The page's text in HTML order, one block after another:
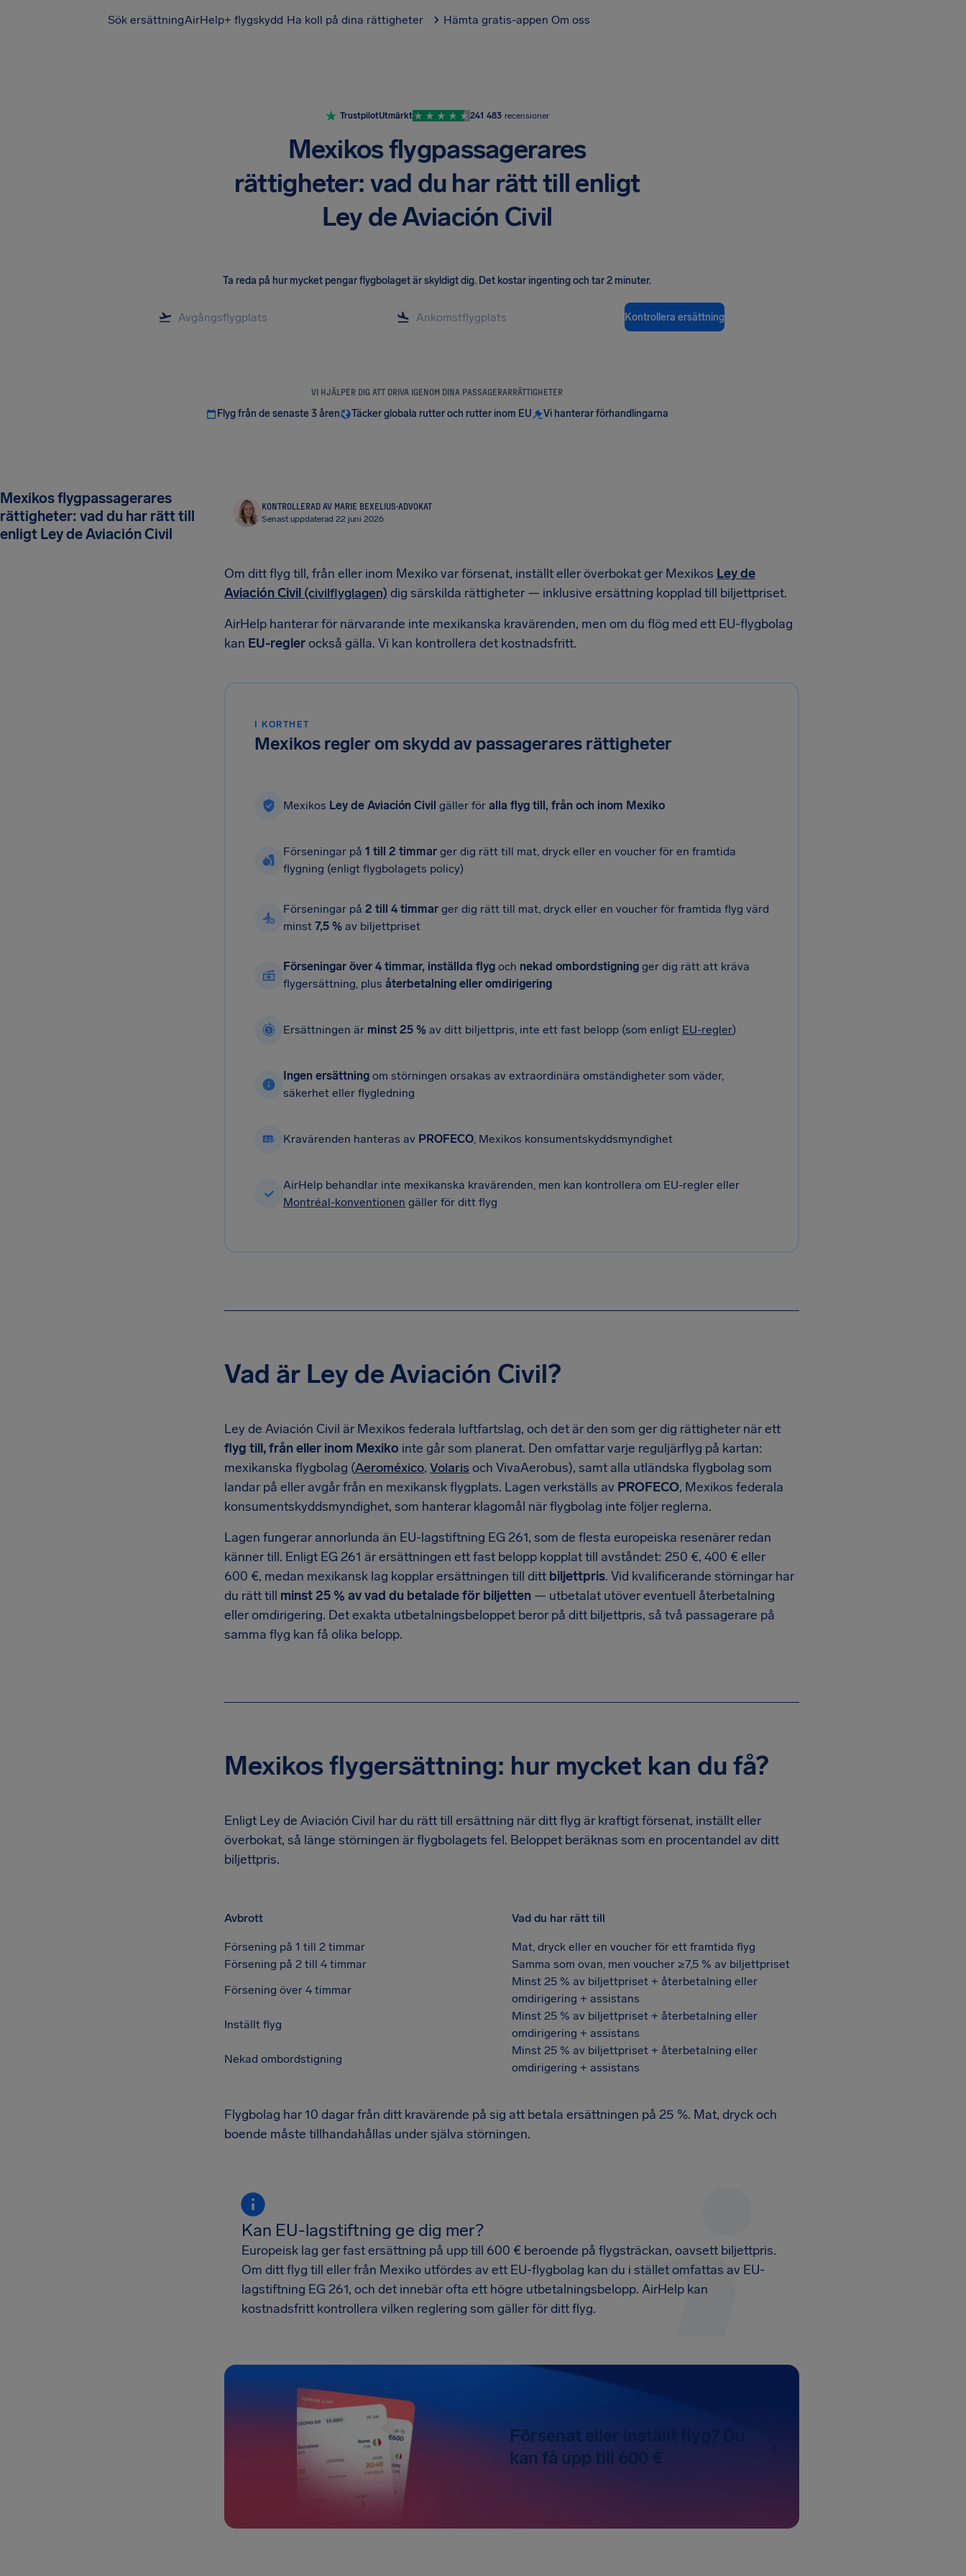
Sök ersättningAirHelp+ flygskydd Ha koll på dina rättigheter Hämta gratis-appen Om oss
TrustpilotUtmärkt 241 483 recensioner
Mexikos flygpassagerares
rättigheter: vad du har rätt till enligt
Ley de Aviación Civil
Ta reda på hur mycket pengar flygbolaget är skyldigt dig. Det kostar ingenting och tar 2 minuter.
Kontrollera ersättning
VI HJÄLPER DIG ATT DRIVA IGENOM DINA PASSAGERARRÄTTIGHETER
Flyg från de senaste 3 åren Täcker globala rutter och rutter inom EU Vi hanterar förhandlingarna
Mexikos flygpassagerares
rättigheter: vad du har rätt till
enligt Ley de Aviación Civil
KONTROLLERAD AV MARIE BEXELIUS·ADVOKAT
Senast uppdaterad 22 juni 2026
Om ditt flyg till, från eller inom Mexiko var försenat, inställt eller överbokat ger Mexikos Ley de
Aviación Civil (civilflyglagen) dig särskilda rättigheter — inklusive ersättning kopplad till biljettpriset.
AirHelp hanterar för närvarande inte mexikanska kravärenden, men om du flög med ett EU-flygbolag
kan EU-reglerockså gälla. Vi kan kontrollera det kostnadsfritt.
I KORTHET
Mexikos regler om skydd av passagerares rättigheter
Mexikos Ley de Aviación Civil gäller för alla flyg till, från och inom Mexiko
Förseningar på 1 till 2 timmar ger dig rätt till mat, dryck eller en voucher för en framtida
flygning (enligt flygbolagets policy)
Förseningar på 2 till 4 timmar ger dig rätt till mat, dryck eller en voucher för framtida flyg värd
minst 7,5 % av biljettpriset
Förseningar över 4 timmar, inställda flyg och nekad ombordstigning ger dig rätt att kräva
flygersättning, plus återbetalning eller omdirigering
Ersättningen är minst 25 % av ditt biljettpris, inte ett fast belopp (som enligt EU-regler)
Ingen ersättning om störningen orsakas av extraordinära omständigheter som väder,
säkerhet eller flygledning
Kravärenden hanteras av PROFECO, Mexikos konsumentskyddsmyndighet
AirHelp behandlar inte mexikanska kravärenden, men kan kontrollera om EU-regler eller
Montréal-konventionen gäller för ditt flyg
Vad är Ley de Aviación Civil?
Ley de Aviación Civil är Mexikos federala luftfartslag, och det är den som ger dig rättigheter när ett
flyg till, från eller inom Mexiko inte går som planerat. Den omfattar varje reguljärflyg på kartan:
mexikanska flygbolag (Aeroméxico, Volarisoch VivaAerobus), samt alla utländska flygbolag som
landar på eller avgår från en mexikansk flygplats. Lagen verkställs av PROFECO, Mexikos federala
konsumentskyddsmyndighet, som hanterar klagomål när flygbolag inte följer reglerna.
Lagen fungerar annorlunda än EU-lagstiftning EG 261, som de flesta europeiska resenärer redan
känner till. Enligt EG 261 är ersättningen ett fast belopp kopplat till avståndet: 250 €, 400 € eller
600 €, medan mexikansk lag kopplar ersättningen till ditt biljettpris. Vid kvalificerande störningar har
du rätt till minst 25 % av vad du betalade för biljetten — utbetalat utöver eventuell återbetalning
eller omdirigering. Det exakta utbetalningsbeloppet beror på ditt biljettpris, så två passagerare på
samma flyg kan få olika belopp.
Mexikos flygersättning: hur mycket kan du få?
Enligt Ley de Aviación Civil har du rätt till ersättning när ditt flyg är kraftigt försenat, inställt eller
överbokat, så länge störningen är flygbolagets fel. Beloppet beräknas som en procentandel av ditt
biljettpris.
Avbrott Vad du har rätt till
Försening på 1 till 2 timmar
Mat, dryck eller en voucher för ett framtida flyg
Försening på 2 till 4 timmar
Samma som ovan, men voucher ≥7,5 % av biljettpriset
Försening över 4 timmar
Minst 25 % av biljettpriset + återbetalning eller
omdirigering + assistans
Inställt flyg
Minst 25 % av biljettpriset + återbetalning eller
omdirigering + assistans
Nekad ombordstigning
Minst 25 % av biljettpriset + återbetalning eller
omdirigering + assistans
Flygbolag har 10 dagar från ditt kravärende på sig att betala ersättningen på 25 %. Mat, dryck och
boende måste tillhandahållas under själva störningen.
Kan EU-lagstiftning ge dig mer?
Europeisk lag ger fast ersättning på upp till 600 € beroende på flygsträckan, oavsett biljettpris.
Om ditt flyg till eller från Mexiko utfördes av ett EU-flygbolag kan du i stället omfattas av EU-
lagstiftning EG 261, och det innebär ofta ett högre utbetalningsbelopp. AirHelp kan
kostnadsfritt kontrollera vilken reglering som gäller för ditt flyg.
Försenat eller inställt flyg? Du
kan få upp till 600 €